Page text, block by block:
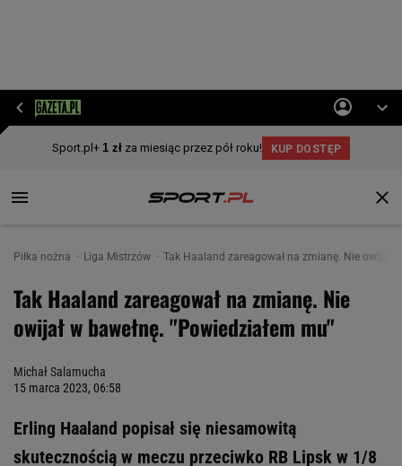
Piłka nożna Liga Mistrzów Tak Haaland zareagował na zmianę. Nie owijał
Tak Haaland zareagował na zmianę. Nie
owijał w bawełnę. "Powiedziałem mu"
Michał Salamucha
15 marca 2023, 06:58
Erling Haaland popisał się niesamowitą
skutecznością w meczu przeciwko RB Lipsk w 1/8